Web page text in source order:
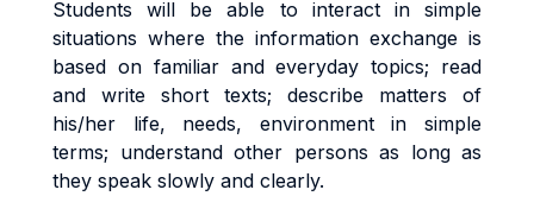
Students will be able to interact in simple
situations where the information exchange is
based on familiar and everyday topics; read
and write short texts; describe matters of
his/her life, needs, environment in simple
terms; understand other persons as long as
they speak slowly and clearly.